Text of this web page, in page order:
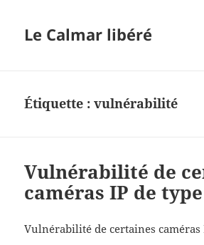
Le Calmar libéré
Étiquette :vulnérabilité
Vulnérabilité de
caméras IP de
Vulnérabilité de certaines caméras